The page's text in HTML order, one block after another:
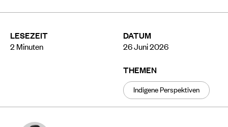
LESEZEIT
2 Minuten
DATUM
26 Juni 2026
THEMEN
Indigene Perspektiven